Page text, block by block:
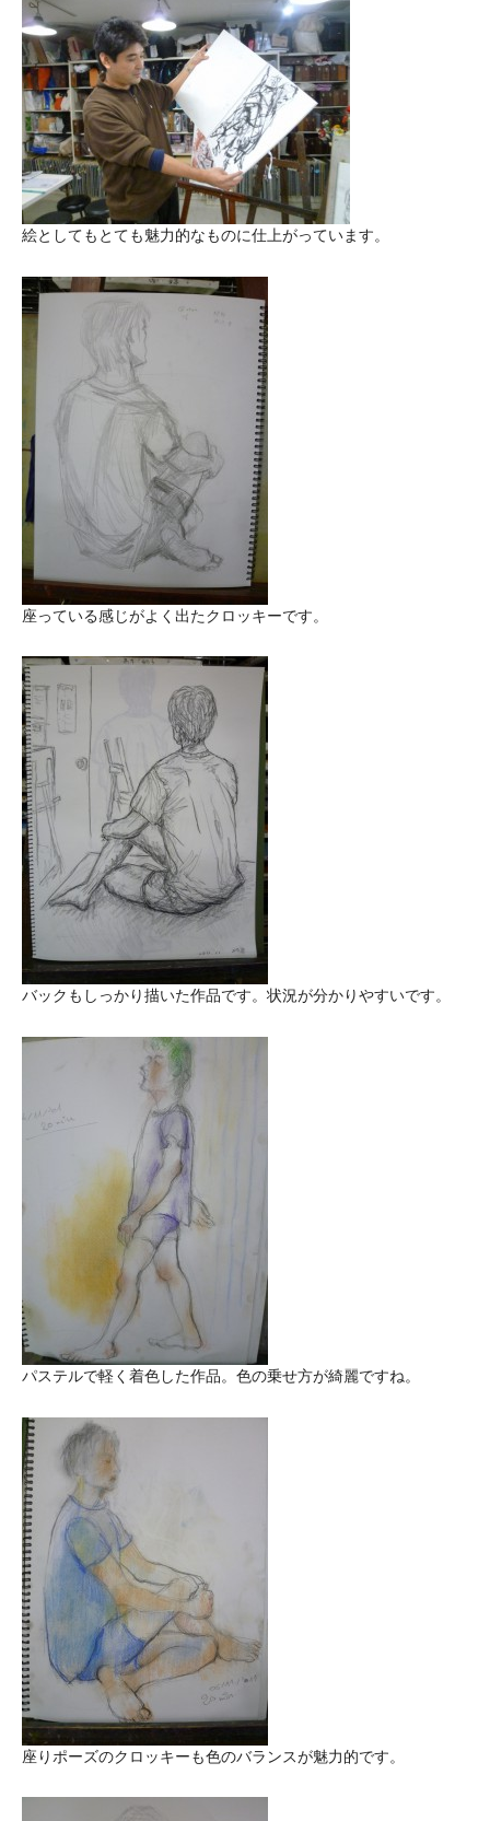
絵としてもとても魅力的なものに仕上がっています。
座っている感じがよく出たクロッキーです。
バックもしっかり描いた作品です。状況が分かりやすいです。
パステルで軽く着色した作品。色の乗せ方が綺麗ですね。
座りポーズのクロッキーも色のバランスが魅力的です。